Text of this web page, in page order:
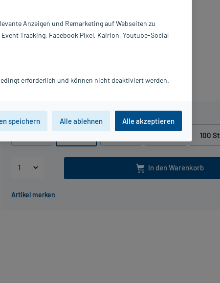
Packungseinheit
100 St
In den Warenkorb
PZN:
18084428
Hersteller:
Zentiva Pharma GmbH
Anzeigen und Remarketing auf Webseiten zu
Tracking, Facebook Pixel, Kairion, Youtube-Social
erforderlich und können nicht deaktiviert werden.
speichern Alle ablehnen Alle akzeptieren